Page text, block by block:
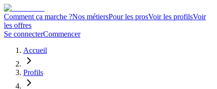
Comment ça marche ?Nos métiersPour les prosVoir les profilsVoir
les offres
Se connecterCommencer
Accueil
Profils